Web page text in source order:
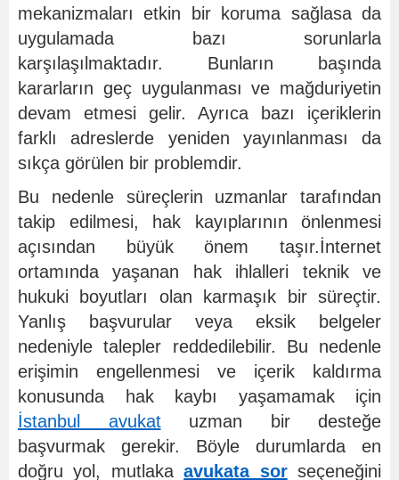
mekanizmaları etkin bir koruma sağlasa da
uygulamada bazı sorunlarla
karşılaşılmaktadır. Bunların başında
kararların geç uygulanması ve mağduriyetin
devam etmesi gelir. Ayrıca bazı içeriklerin
farklı adreslerde yeniden yayınlanması da
sıkça görülen bir problemdir.
Bu nedenle süreçlerin uzmanlar tarafından
takip edilmesi, hak kayıplarının önlenmesi
açısından büyük önem taşır.İnternet
ortamında yaşanan hak ihlalleri teknik ve
hukuki boyutları olan karmaşık bir süreçtir.
Yanlış başvurular veya eksik belgeler
nedeniyle talepler reddedilebilir. Bu nedenle
erişimin engellenmesi ve içerik kaldırma
konusunda hak kaybı yaşamamak için
İstanbul avukatuzman bir desteğe
başvurmak gerekir. Böyle durumlarda en
doğru yol, mutlakaavukata sorseçeneğini